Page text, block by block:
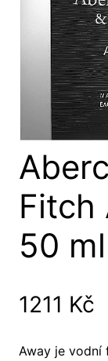
Fitch
50 ml
1211 Kč
Away je vodní